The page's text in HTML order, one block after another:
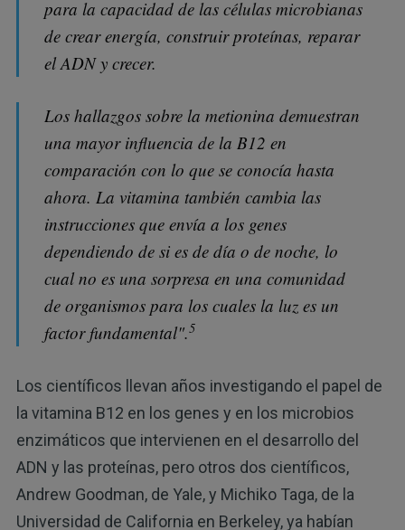
para la capacidad de las células microbianas
de crear energía, construir proteínas, reparar
el ADN y crecer.
Los hallazgos sobre la metionina demuestran
una mayor influencia de la B12 en
comparación con lo que se conocía hasta
ahora. La vitamina también cambia las
instrucciones que envía a los genes
dependiendo de si es de día o de noche, lo
cual no es una sorpresa en una comunidad
de organismos para los cuales la luz es un
factor fundamental".5
Los científicos llevan años investigando el papel de
la vitamina B12 en los genes y en los microbios
enzimáticos que intervienen en el desarrollo del
ADN y las proteínas, pero otros dos científicos,
Andrew Goodman, de Yale, y Michiko Taga, de la
Universidad de California en Berkeley, ya habían